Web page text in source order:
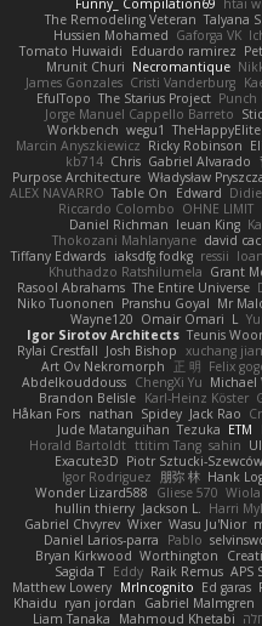
Funny_ Compilation69 htai
The Remodeling Veteran Talyana S
Hussien Mohamed Gaforga VK
Tomato Huwaidi
Eduardo ramirez
Mrunit Churi Necromantique
James Gonzales Cristi Vanderburg
EfulTopo The Starius Project Punch
Jorge Manuel Cappello Barreto
Workbench wegu1 TheHappyElite
Marcin Anyszkiewicz Ricky Robinson
kb714 Chris Gabriel Alvarado
Purpose Architecture Władysław
ALEX NAVARRO Table On Edward
Riccardo Colombo OHNE LIMIT
Daniel Richman Ieuan King
Thokozani Mahlanyane david
Tiffany Edwards iaksdfg fodkg ressii
Khuthadzo Ratshilumela Grant
Rasool Abrahams The Entire Universe
Niko Tuononen Pranshu Goyal Mr
Wayne120 Omair Omari L
Igor Sirotov Architects Teunis
Rylai Crestfall Josh Bishop xuchang
Art Ov Nekromorph
正 明 Felix
Abdelkouddouss ChengXi Yu Michael
Brandon Belisle Karl-Heinz Köster
Håkan Fors nathan Spidey Jack Rao
Jude Matanguihan Tezuka ETM
Horald Bartoldt ttitim Tang sahin
Exacute3D Piotr Sztucki-Szewców
Igor Rodriguez 朋弥 林 Hank
Wonder Lizard588
Gliese 570
hullin thierry Jackson L. Harri
Gabriel Chvyrev Wixer Wasu Ju'Nior
Daniel Larios-parra
Pablo
Bryan Kirkwood Worthington
Sagida T Eddy Raik Remus APS
Matthew Lowery MrIncognito Ed garas
Khaidu ryan jordan Gabriel Malmgren
Liam Tanaka
Mahmoud Khetabi